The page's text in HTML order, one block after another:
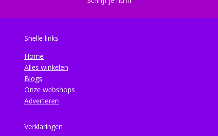
Snelle links
Home
Alles winkelen
Blogs
Onze webshops
Adverteren
Verklaringen